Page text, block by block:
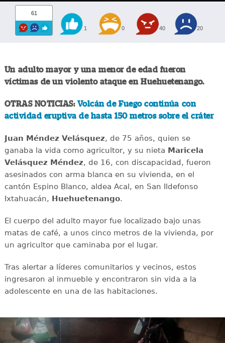
61
1 0 40 20
Un adulto mayor y una menor de edad fueron
víctimas de un violento ataque en Huehuetenango.
OTRAS NOTICIAS: Volcán de Fuego continúa con
actividad eruptiva de hasta 150 metros sobre el cráter
Juan Méndez Velásquez, de 75 años, quien se
ganaba la vida como agricultor, y su nieta Maricela
Velásquez Méndez, de 16, con discapacidad, fueron
asesinados con arma blanca en su vivienda, en el
cantón Espino Blanco, aldea Acal, en San Ildefonso
Ixtahuacán, Huehuetenango.
El cuerpo del adulto mayor fue localizado bajo unas
matas de café, a unos cinco metros de la vivienda, por
un agricultor que caminaba por el lugar.
Tras alertar a líderes comunitarios y vecinos, estos
ingresaron al inmueble y encontraron sin vida a la
adolescente en una de las habitaciones.